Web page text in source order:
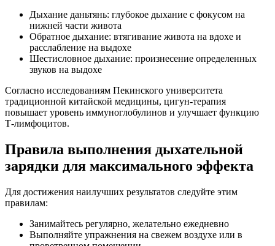
Дыхание даньтянь: глубокое дыхание с фокусом на
нижней части живота
Обратное дыхание: втягивание живота на вдохе и
расслабление на выдохе
Шестисловное дыхание: произнесение определенных
звуков на выдохе
Согласно исследованиям Пекинского университета
традиционной китайской медицины, цигун-терапия
повышает уровень иммуноглобулинов и улучшает функцию
Т-лимфоцитов.
Правила выполнения дыхательной
зарядки для максимального эффекта
Для достижения наилучших результатов следуйте этим
правилам:
Занимайтесь регулярно, желательно ежедневно
Выполняйте упражнения на свежем воздухе или в